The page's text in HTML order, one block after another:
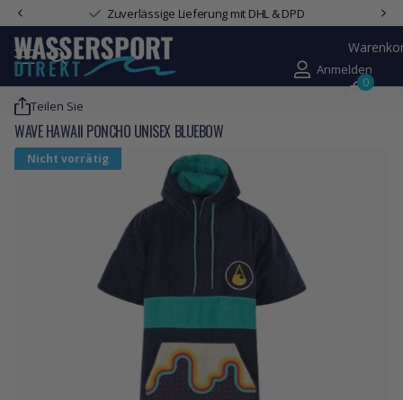
Zuverlässige Lieferung mit DHL & DPD
Anmelden
0
Teilen Sie
WAVE HAWAII PONCHO UNISEX BLUEBOW
Nicht vorrätig